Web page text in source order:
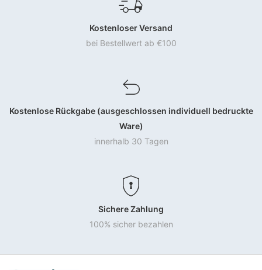
Kostenloser Versand
bei Bestellwert ab €100
Kostenlose Rückgabe (ausgeschlossen individuell bedruckte
Ware)
innerhalb 30 Tagen
Sichere Zahlung
100% sicher bezahlen